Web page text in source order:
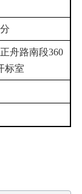
舟路南段360
标室